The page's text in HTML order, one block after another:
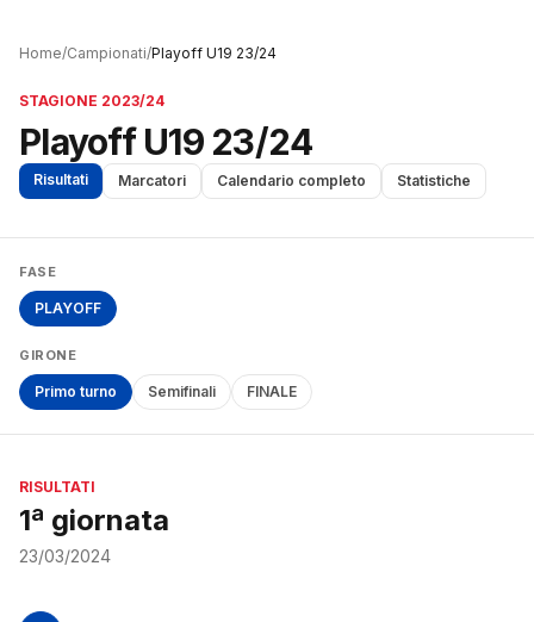
Home/Campionati/Playoff U19 23/24
STAGIONE 2023/24
Playoff U19 23/24
Risultati Marcatori Calendario completo Statistiche
FASE
PLAYOFF
GIRONE
Primo turno Semifinali FINALE
RISULTATI
1ª giornata
23/03/2024